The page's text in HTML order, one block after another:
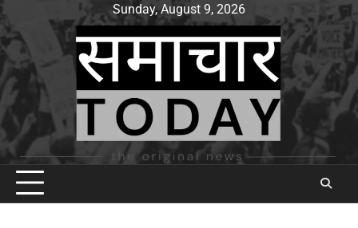
Skip
to
content
Sunday, August 9, 2026